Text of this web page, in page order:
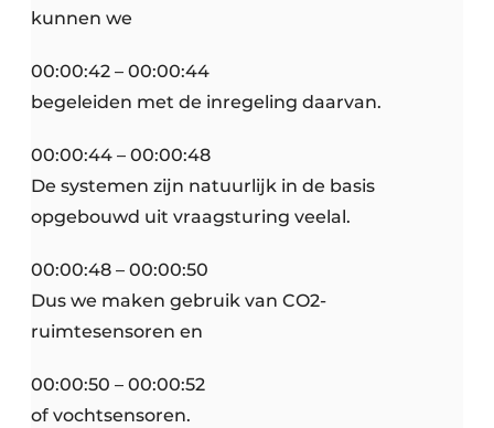
kunnen we
00:00:42 – 00:00:44
begeleiden met de inregeling daarvan.
00:00:44 – 00:00:48
De systemen zijn natuurlijk in de basis
opgebouwd uit vraagsturing veelal.
00:00:48 – 00:00:50
Dus we maken gebruik van CO2-
ruimtesensoren en
00:00:50 – 00:00:52
of vochtsensoren.